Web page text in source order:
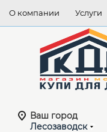
О компании Услуги
Ваш город
Лесозаводск